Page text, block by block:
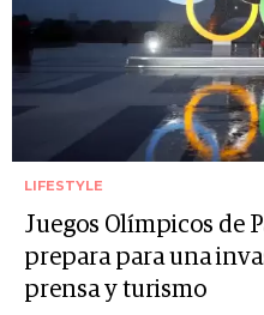
LIFESTYLE
Juegos Olímpicos de
prepara para una
prensa y turismo